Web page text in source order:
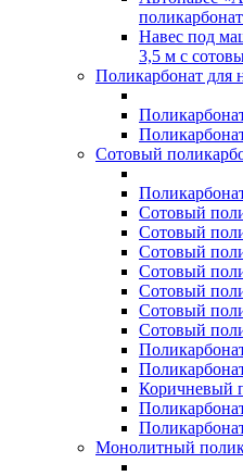
Навес под
3,5 м с
Поликарбонат для
Сотовый
Сотовый
Сотовый
Сотовый
Сотовый
Сотовый
Сотовый
Сотовый
Коричневый
Монолитный